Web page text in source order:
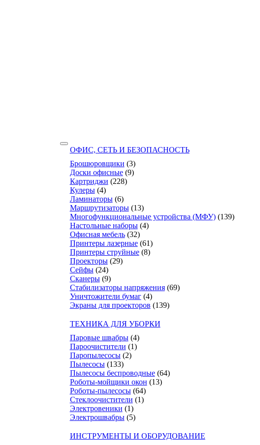
ОФИС, СЕТЬ И БЕЗОПАСНОСТЬ
Брошюровщики (3)
Доски офисные (9)
Картриджи (228)
Кулеры (4)
Ламинаторы (6)
Маршрутизаторы (13)
Многофункциональные устройства (МФУ) (139)
Настольные наборы (4)
Офисная мебель (32)
Принтеры лазерные (61)
Принтеры струйные (8)
Проекторы (29)
Сейфы (24)
Сканеры (9)
Стабилизаторы напряжения (69)
Уничтожители бумаг (4)
Экраны для проекторов (139)
ТЕХНИКА ДЛЯ УБОРКИ
Паровые швабры (4)
Пароочистители (1)
Паропылесосы (2)
Пылесосы (133)
Пылесосы беспроводные (64)
Роботы-мойщики окон (13)
Роботы-пылесосы (64)
Стеклоочистители (1)
Электровеники (1)
Электрошвабры (5)
ИНСТРУМЕНТЫ И ОБОРУДОВАНИЕ